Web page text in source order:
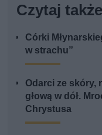
Czytaj
Córki
w strachu”
Odarci ze skóry,
głową w dół.
Chrystusa